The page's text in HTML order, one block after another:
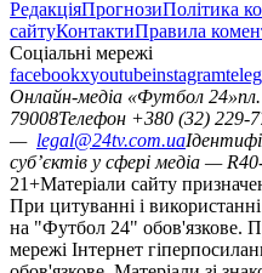
РедакціяПрогнозиПолітика
сайтуКонтактиПравила
Соціальні мережі
facebookxyoutubeinstagram
Онлайн-медіа «Футбол 24»
79008Телефон +380 (32) 229-
— legal@24tv.com.ua
суб’єктів у сфері медіа —
21+Матеріали сайту
При цитуванні і
на "Футбол 24" обов'язкове.
мережі Інтернет